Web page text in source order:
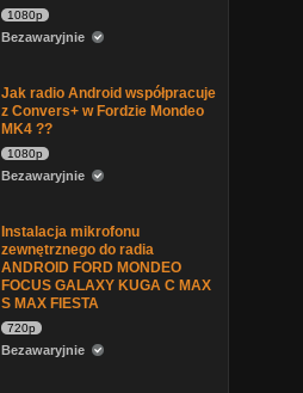
1080p
Bezawaryjnie
Jak radio Android współpracuje
z Convers+ w Fordzie Mondeo
MK4 ??
1080p
Bezawaryjnie
Instalacja mikrofonu
zewnętrznego do radia
ANDROID FORD MONDEO
FOCUS GALAXY KUGA C MAX
S MAX FIESTA
720p
Bezawaryjnie